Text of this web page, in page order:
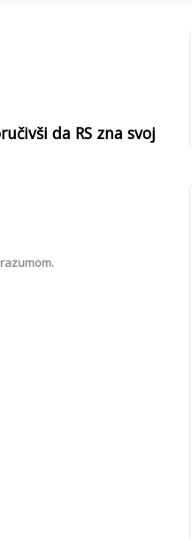
da RS zna svoj